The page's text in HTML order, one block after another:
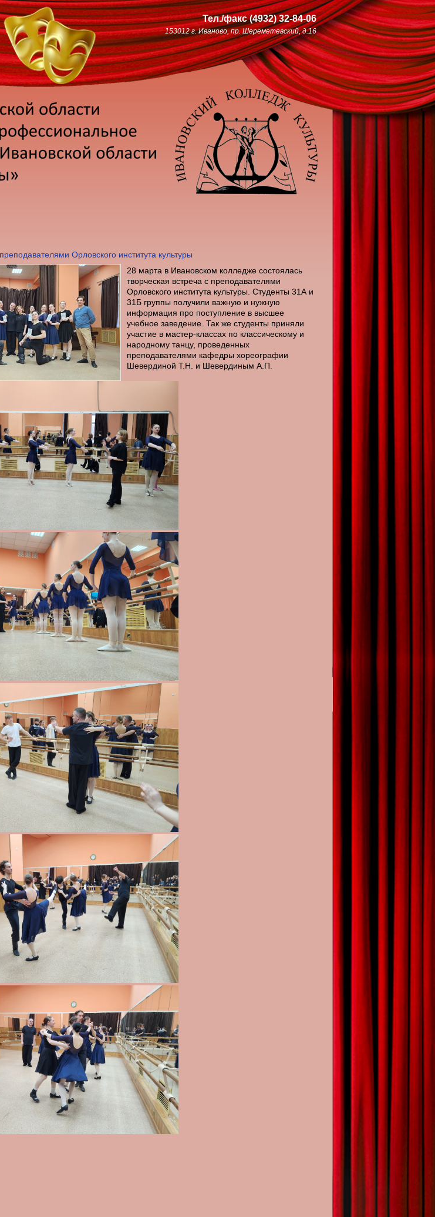
Тел./факс(4932)32-84-06
153012 г. Иваново, пр. Шереметевский, д.16
Орловского института культуры
28 марта в Ивановском колледже состоялась
творческая встреча с преподавателями
Орловского института культуры. Студенты 31А и
31Б группы получили важную и нужную
информация про поступление в высшее
учебное заведение. Так же студенты приняли
участие в мастер-классах по классическому и
народному танцу, проведенных
преподавателями кафедры хореографии
Шевердиной Т.Н. и Шевердиным А.П.